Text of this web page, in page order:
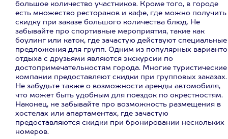
большое количество участников. Кроме того, в городе
есть множество ресторанов и кафе, где можно получить
скидку при заказе большого количества блюд. Не
забывайте про спортивные мероприятия, такие как
боулинг или каток, где зачастую действуют специальные
предложения для групп. Одним из популярных
отдыха с друзьями являются экскурсии по
достопримечательностям города. Многие туристические
компании предоставляют скидки при групповых заказах.
Не забудьте также о возможности аренды автомобиля,
что может быть удобным для поездок по окрестностям.
Наконец, не забывайте про возможность размещения в
хостелах или апартаментах, где зачастую
предоставляются скидки при бронировании нескольких
номеров.